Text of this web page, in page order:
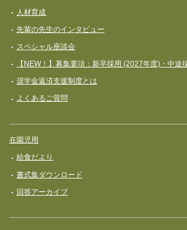
人材育成
先輩の先生のインタビュー
スペシャル座談会
【NEW！】募集要項：新卒採用 (2027年度)・中途
奨学⾦返済⽀援制度とは
よくあるご質問
在園児用
給食だより
書式集ダウンロード
回答アーカイブ